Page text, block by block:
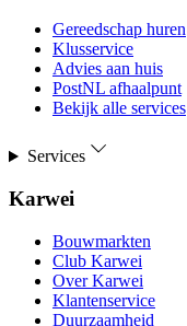
Gereedschap huren
Klusservice
Advies aan huis
PostNL afhaalpunt
Bekijk alle services
Services
Karwei
Bouwmarkten
Club Karwei
Over Karwei
Klantenservice
Duurzaamheid